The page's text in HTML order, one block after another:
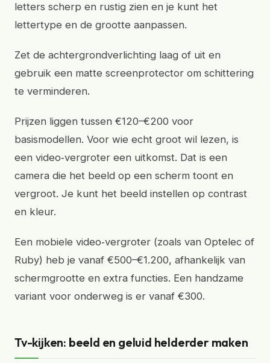
letters scherp en rustig zien en je kunt het
lettertype en de grootte aanpassen.
Zet de achtergrondverlichting laag of uit en
gebruik een matte screenprotector om schittering
te verminderen.
Prijzen liggen tussen €120–€200 voor
basismodellen. Voor wie echt groot wil lezen, is
een video‑vergroter een uitkomst. Dat is een
camera die het beeld op een scherm toont en
vergroot. Je kunt het beeld instellen op contrast
en kleur.
Een mobiele video‑vergroter (zoals van Optelec of
Ruby) heb je vanaf €500–€1.200, afhankelijk van
schermgrootte en extra functies. Een handzame
variant voor onderweg is er vanaf €300.
Tv-kijken: beeld en geluid helderder maken